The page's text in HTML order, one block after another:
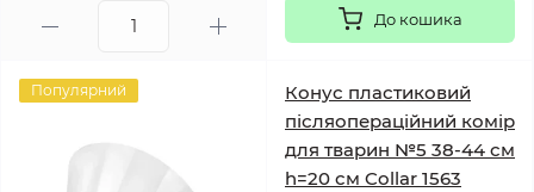
До кошика
Популярний
Конус пластиковий
післяопераційний комір
для тварин №5 38-44 см
h=20 см Collar 1563